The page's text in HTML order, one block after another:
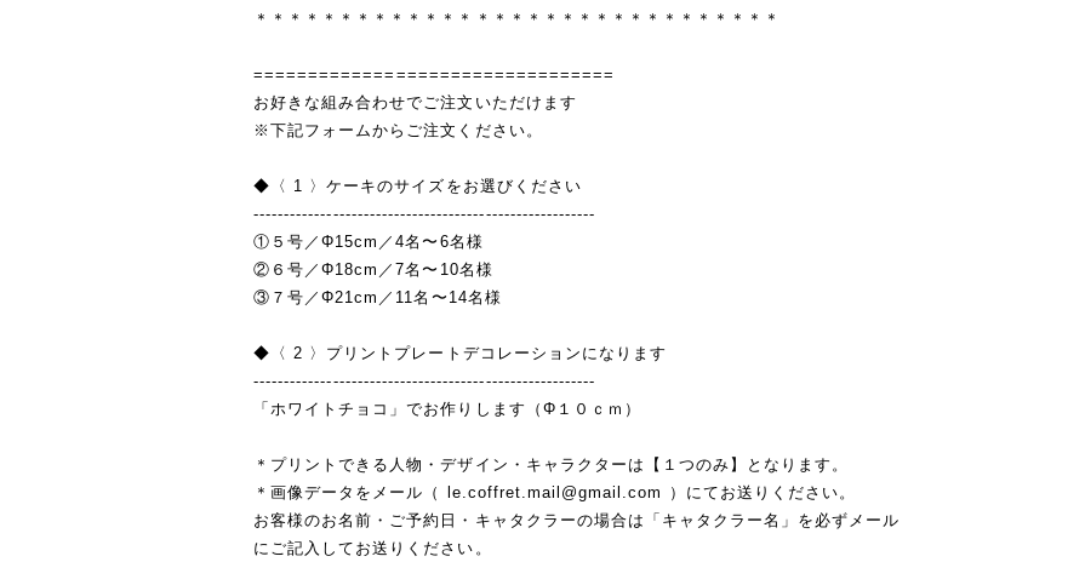
＊＊＊＊＊＊＊＊＊＊＊＊＊＊＊＊＊＊＊＊＊＊＊＊＊＊＊＊＊＊＊
=================================
お好きな組み合わせでご注文いただけます
※下記フォームからご注文ください。
◆〈 1 〉ケーキのサイズをお選びください
--------------------------------------------------------
①５号／Φ15cm／4名〜6名様
②６号／Φ18cm／7名〜10名様
③７号／Φ21cm／11名〜14名様
◆〈 2 〉プリントプレートデコレーションになります
--------------------------------------------------------
「ホワイトチョコ」でお作りします（Φ１０ｃｍ）
＊プリントできる人物・デザイン・キャラクターは【１つのみ】となります。
＊画像データをメール（ le.coffret.mail@gmail.com
）にてお送りください。
お客様のお名前・ご予約日・キャタクラーの場合は「キャタクラー名」を必ずメール
にご記入してお送りください。